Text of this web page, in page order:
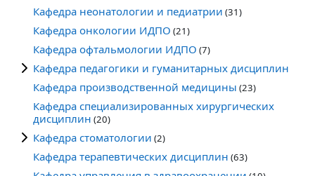
Кафедра неонатологии и педиатрии (31)
Кафедра онкологии ИДПО (21)
Кафедра офтальмологии ИДПО (7)
Кафедра педагогики и гуманитарных дисциплин
Кафедра производственной медицины (23)
Кафедра специализированных хирургических
дисциплин (20)
Кафедра стоматологии (2)
Кафедра терапевтических дисциплин (63)